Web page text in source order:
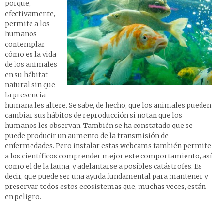
porque,
efectivamente,
permite a los
humanos
contemplar
cómo es la vida
de los animales
en su hábitat
natural sin que
la presencia
humana les altere. Se sabe, de hecho, que los animales pueden
cambiar sus hábitos de reproducción si notan que los
humanos les observan. También se ha constatado que se
puede producir un aumento de la transmisión de
enfermedades. Pero instalar estas webcams también permite
a los científicos comprender mejor este comportamiento, así
como el de la fauna, y adelantarse a posibles catástrofes. Es
decir, que puede ser una ayuda fundamental para mantener y
preservar todos estos ecosistemas que, muchas veces, están
en peligro.